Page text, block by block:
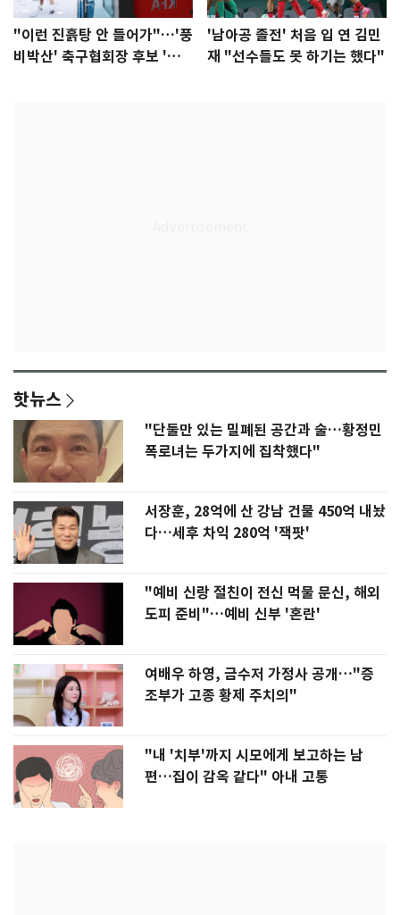
"이런 진흙탕 안 들어가"…'풍
비박산' 축구협회장 후보 '실
'남아공 졸전' 처음 입 연 김민
재 "선수들도 못 하기는 했다"
핫뉴스
"단둘만 있는 밀폐된 공간과 술…황정민
폭로녀는 두가지에 집착했다"
서장훈, 28억에 산 강남 건물 450억 내놨
다…세후 차익 280억 '잭팟'
"예비 신랑 절친이 전신 먹물 문신, 해외
도피 준비"…예비 신부 '혼란'
여배우 하영, 금수저 가정사 공개…"증
조부가 고종 황제 주치의"
"내 '치부'까지 시모에게 보고하는 남
편…집이 감옥 같다" 아내 고통